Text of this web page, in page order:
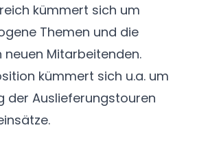
kümmert sich um
Themen und die
neuen Mitarbeitenden.
kümmert sich u.a. um
der Auslieferungstouren